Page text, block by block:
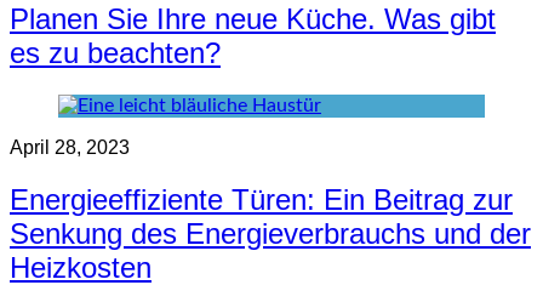
Planen Sie Ihre neue Küche. Was gibt
es zu beachten?
April 28, 2023
Energieeffiziente Türen: Ein Beitrag zur
Senkung des Energieverbrauchs und der
Heizkosten